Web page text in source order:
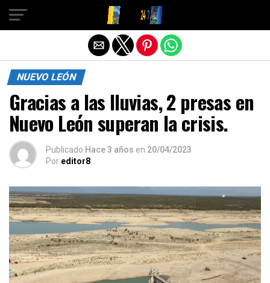
NUEVO LEÓN
Gracias a las lluvias, 2 presas en
Nuevo León superan la crisis.
Publicado Hace 3 años en 20/04/2023
Por editor8
Salir de la versión móvil